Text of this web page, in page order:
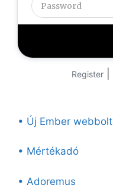
Register
• Új Ember webbolt
• Mértékadó
• Adoremus